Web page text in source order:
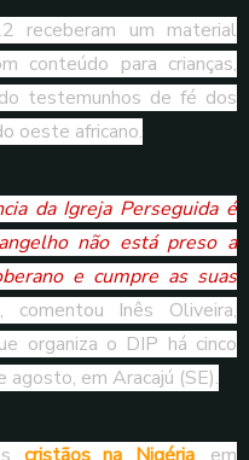
receberam um material
conteúdo para crianças,
testemunhos de fé dos
oeste africano.
da Igreja Perseguida é
não está preso a
e cumpre as suas
comentou Inês Oliveira,
organiza o DIP há cinco
agosto, em Aracajú (SE).